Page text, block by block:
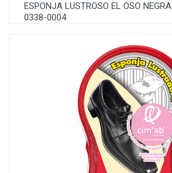
ESPONJA LUSTROSO EL OSO NEGRA
0338-0004